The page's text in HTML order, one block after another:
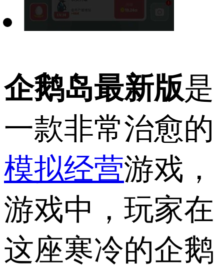
企鹅岛最新版是
一款非常治愈的
模拟经营游戏，
游戏中，玩家在
这座寒冷的企鹅